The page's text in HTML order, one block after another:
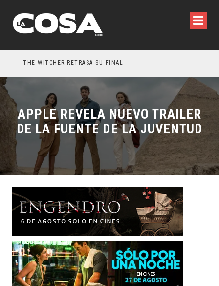
THE WITCHER RETRASA SU FINAL
APPLE REVELA NUEVO TRAILER
DE LA FUENTE DE LA JUVENTUD